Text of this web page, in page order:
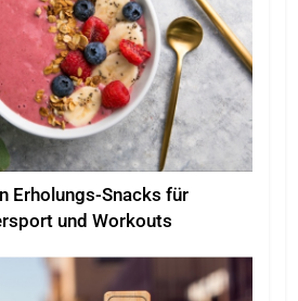
Erholungs-Snacks für
und Workouts